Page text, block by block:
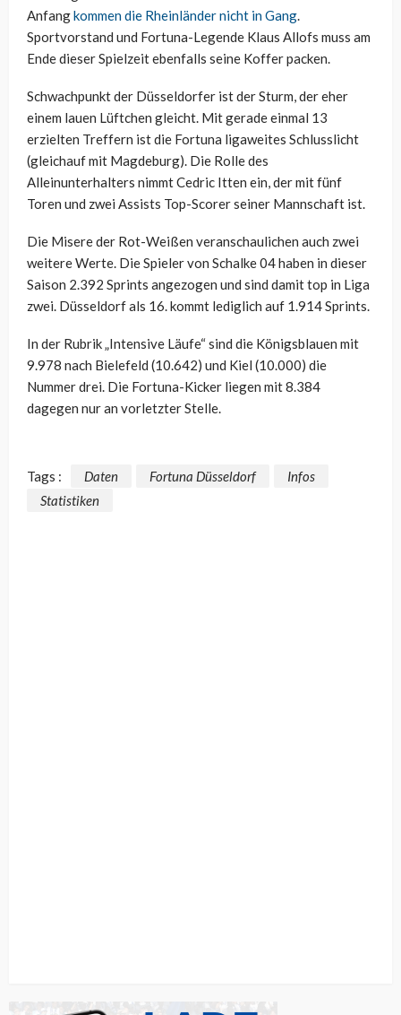
Anfangkommen die Rheinländer nicht in Gang.
Sportvorstand und Fortuna-Legende Klaus Allofs muss am
Ende dieser Spielzeit ebenfalls seine Koffer packen.
Schwachpunkt der Düsseldorfer ist der Sturm, der eher
einem lauen Lüftchen gleicht. Mit gerade einmal 13
erzielten Treffern ist die Fortuna ligaweites Schlusslicht
(gleichauf mit Magdeburg). Die Rolle des
Alleinunterhalters nimmt Cedric Itten ein, der mit fünf
Toren und zwei Assists Top-Scorer seiner Mannschaft ist.
Die Misere der Rot-Weißen veranschaulichen auch zwei
weitere Werte. Die Spieler von Schalke 04 haben in dieser
Saison 2.392 Sprints angezogen und sind damit top in Liga
zwei. Düsseldorf als 16. kommt lediglich auf 1.914 Sprints.
In der Rubrik „Intensive Läufe“ sind die Königsblauen mit
9.978 nach Bielefeld (10.642) und Kiel (10.000) die
Nummer drei. Die Fortuna-Kicker liegen mit 8.384
dagegen nur an vorletzter Stelle.
Tags : Daten Fortuna Düsseldorf
Infos
Statistiken